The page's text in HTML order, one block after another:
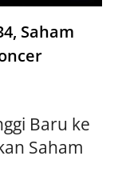
Saham
Baru ke
Saham